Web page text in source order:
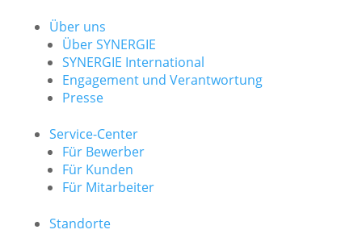
Über uns
Über SYNERGIE
SYNERGIE International
Engage­ment und Verantwor­tung
Presse
Service-Center
Für Bewerber
Für Kunden
Für Mitarbeiter
Standorte